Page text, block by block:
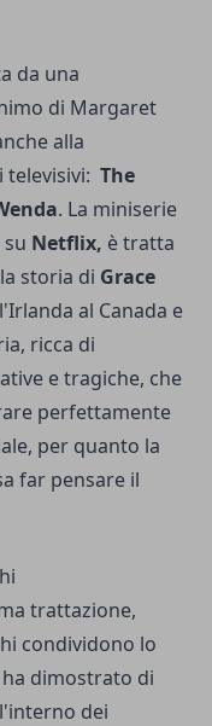
da una
di Margaret
alla
The
. La miniserie
Netflix, è tratta
storia di Grace
al Canada e
ricca di
e tragiche, che
perfettamente
per quanto la
far pensare il
trattazione,
condividono lo
dimostrato di
dei